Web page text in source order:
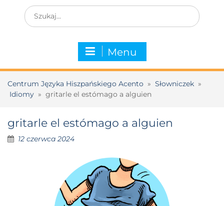
Menu
Centrum Języka Hiszpańskiego Acento » Słowniczek »
Idiomy » gritarle el estómago a alguien
gritarle el estómago a alguien
12 czerwca 2024